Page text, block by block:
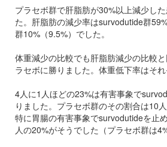
プラセボ群で肝脂肪が30%以上減少し
た。肝脂肪の減少率はsurvodutide群
群10%（9.5%）でした。
体重減少の比較でも肝脂肪減少の比較と
ラセボに勝りました。体重低下率はそれ
4人に1人ほどの23%は有害事象で
りました。プラセボ群のその割合は10
特に胃腸の有害事象でsurvodutideを止
人の20%がそうでした（プラセボ群は4%